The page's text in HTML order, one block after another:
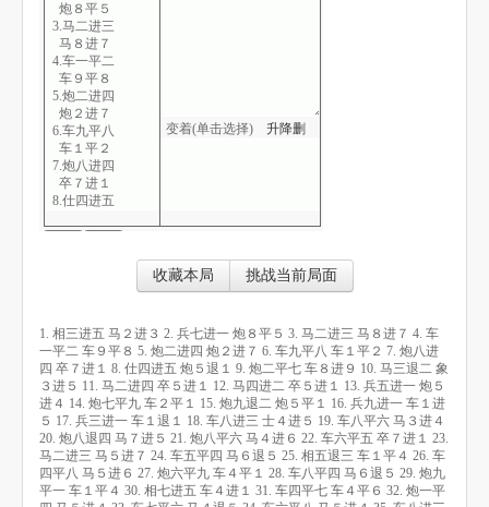
炮８平５
3.马二进三
马８进７
4.车一平二
车９平８
5.炮二进四
炮２进７
6.车九平八
车１平２
7.炮八进四
卒７进１
8.仕四进五
9.炮二平七
12.马四进二
卒５进１
13.兵五进一
炮５进４
14.炮七平九
车２平１
15.炮九退二
炮５平１
16.兵九进一
车１进５
变着(单击选择) 升降删
收藏本局 挑战当前局面
1. 相三进五 马２进３ 2. 兵七进一 炮８平５ 3. 马二进三 马８进７ 4. 车
一平二 车９平８ 5. 炮二进四 炮２进７ 6. 车九平八 车１平２ 7. 炮八进
四 卒７进１ 8. 仕四进五 炮５退１ 9. 炮二平七 车８进９ 10. 马三退二 象
３进５ 11. 马二进四 卒５进１ 12. 马四进二 卒５进１ 13. 兵五进一 炮５
进４ 14. 炮七平九 车２平１ 15. 炮九退二 炮５平１ 16. 兵九进一 车１进
５ 17. 兵三进一 车１退１ 18. 车八进三 士４进５ 19. 车八平六 马３进４
20. 炮八退四 马７进５ 21. 炮八平六 马４进６ 22. 车六平五 卒７进１ 23.
马二进三 马５进７ 24. 车五平四 马６退５ 25. 相五退三 车１平４ 26. 车
四平八 马５进６ 27. 炮六平九 车４平１ 28. 车八平四 马６退５ 29. 炮九
平一 车１平４ 30. 相七进五 车４进１ 31. 车四平七 车４平６ 32. 炮一平